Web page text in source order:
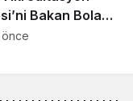
Bakan Bolat
önce